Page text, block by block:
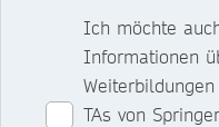
Ich möchte
Informationen
TAs von Springer Campus erhalten. Die